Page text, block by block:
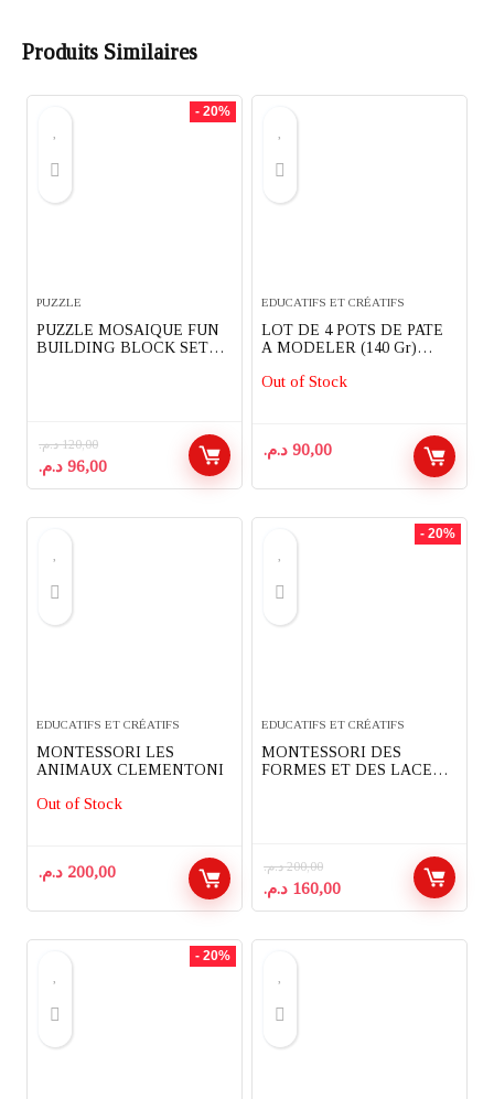
Produits Similaires
- 20%
PUZZLE
PUZZLE MOSAIQUE FUN
BUILDING BLOCK SET
120,00 د.م.
Le
prix
96,00 د.م.
Le
prix
EDUCATIFS ET CRÉATIFS
LOT DE 4 POTS DE PATE
A MODELER (140 Gr)
Out of Stock
90,00 د.م.
EDUCATIFS ET CRÉATIFS
MONTESSORI LES
ANIMAUX CLEMENTONI
Out of Stock
200,00 د.م.
- 20%
EDUCATIFS ET CRÉATIFS
MONTESSORI DES
FORMES ET DES LACETS
200,00 د.م.
Le
prix
160,00 د.م.
Le
prix
- 20%